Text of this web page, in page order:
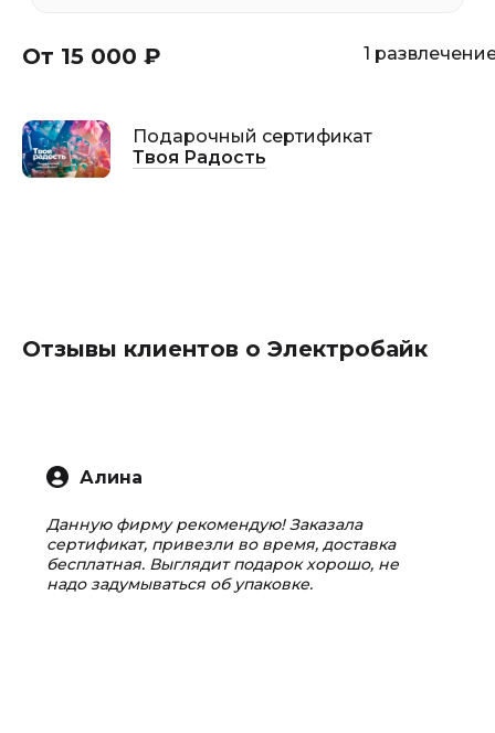
От 15 000 ₽ 1
Подарочный сертификат
Твоя Радость
Отзывы клиентов о Электробайк
Алина
Данную фирму рекомендую! Заказала
сертификат, привезли во время, доставка
бесплатная. Выглядит подарок хорошо, не
надо задумываться об упаковке.